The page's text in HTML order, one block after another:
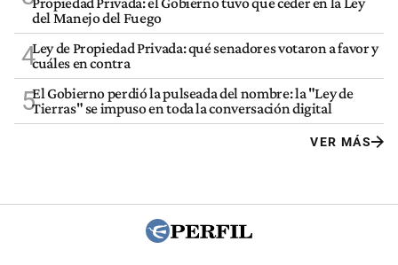
del Manejo del Fuego
4Ley de Propiedad Privada: qué senadores votaron a favor y
cuáles en contra
5El Gobierno perdió la pulseada del nombre: la "Ley de
Tierras" se impuso en toda la conversación digital
VER MÁS